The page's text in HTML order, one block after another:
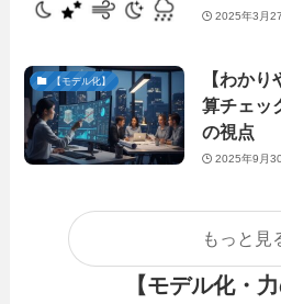
2025年3月
【モデル化】
【わか
算チェッ
の視点
2025年9月
もっと見
【モデル化・